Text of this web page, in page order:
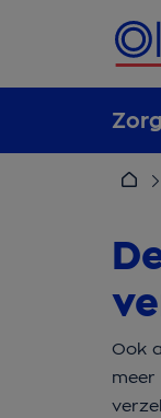
Ook
meer